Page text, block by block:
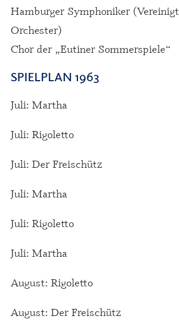
Hamburger Symphoniker
Orchester)
Chor der „Eutiner Sommerspiele“
SPIELPLAN 1963
Juli: Martha
Juli: Rigoletto
Juli: Der Freischütz
Juli: Martha
Juli: Rigoletto
Juli: Martha
August: Rigoletto
August: Der Freischütz